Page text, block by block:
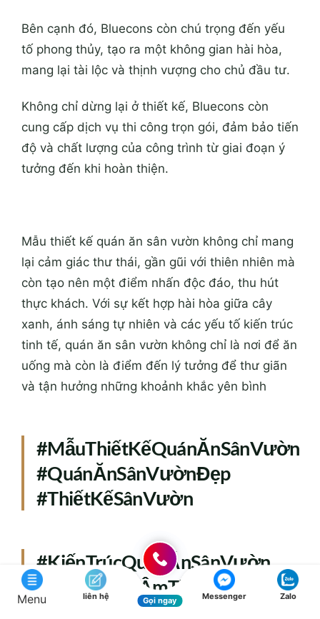
Bên cạnh đó, Bluecons còn chú trọng đến yếu
tố phong thủy, tạo ra một không gian hài hòa,
mang lại tài lộc và thịnh vượng cho chủ đầu tư.
Không chỉ dừng lại ở thiết kế, Bluecons còn
cung cấp dịch vụ thi công trọn gói, đảm bảo tiến
độ và chất lượng của công trình từ giai đoạn ý
tưởng đến khi hoàn thiện.
Mẫu thiết kế quán ăn sân vườn không chỉ mang
lại cảm giác thư thái, gần gũi với thiên nhiên mà
còn tạo nên một điểm nhấn độc đáo, thu hút
thực khách. Với sự kết hợp hài hòa giữa cây
xanh, ánh sáng tự nhiên và các yếu tố kiến trúc
tinh tế, quán ăn sân vườn không chỉ là nơi để ăn
uống mà còn là điểm đến lý tưởng để thư giãn
và tận hưởng những khoảnh khắc yên bình
#MẫuThiếtKếQuánĂnSânVườn
#QuánĂnSânVườnĐẹp
#ThiếtKếSânVườn
#KiếnTrúcQuánĂnSânVườn
#KhôngGianÂmThựcTươiMát
#ThiếtKếQuánĂn
Menu liên hệ Gọi ngay Messenger Zalo